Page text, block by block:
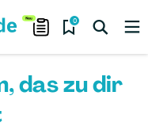
0
das zu dir